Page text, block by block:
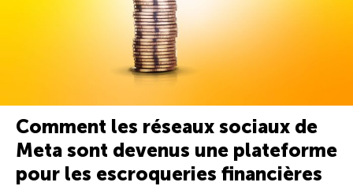
Comment les réseaux sociaux de
Meta sont devenus une plateforme
pour les escroqueries financières